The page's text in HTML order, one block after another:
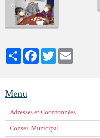
PartagerFacebookTwitter
Menu
Adresses et Coordonnées
Conseil Municipal